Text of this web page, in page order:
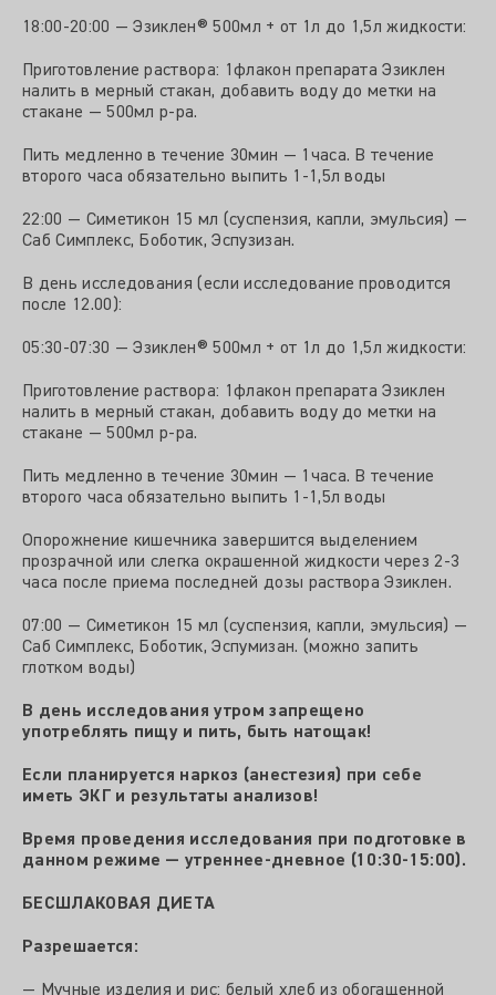
18:00-20:00 — Эзиклен® 500мл + от 1л до 1,5л жидкости:
Приготовление раствора: 1флакон препарата Эзиклен
налить в мерный стакан, добавить воду до метки на
стакане — 500мл р-ра.
Пить медленно в течение 30мин — 1часа. В течение
второго часа обязательно выпить 1-1,5л воды
22:00 — Симетикон 15 мл (суспензия, капли, эмульсия) —
Саб Симплекс, Боботик, Эспузизан.
В день исследования (если исследование проводится
после 12.00):
05:30-07:30 — Эзиклен® 500мл + от 1л до 1,5л жидкости:
Приготовление раствора: 1флакон препарата Эзиклен
налить в мерный стакан, добавить воду до метки на
стакане — 500мл р-ра.
Пить медленно в течение 30мин — 1часа. В течение
второго часа обязательно выпить 1-1,5л воды
Опорожнение кишечника завершится выделением
прозрачной или слегка окрашенной жидкости через 2-3
часа после приема последней дозы раствора Эзиклен.
07:00 — Симетикон 15 мл (суспензия, капли, эмульсия) —
Саб Симплекс, Боботик, Эспумизан. (можно запить
глотком воды)
В день исследования утром запрещено
употреблять пищу и пить, быть натощак!
Если планируется наркоз (анестезия) при себе
иметь ЭКГ и результаты анализов!
Время проведения исследования при подготовке в
данном режиме — утреннее-дневное (10:30-15:00).
БЕСШЛАКОВАЯ ДИЕТА
Разрешается:
— Мучные изделия и рис: белый хлеб из обогащенной